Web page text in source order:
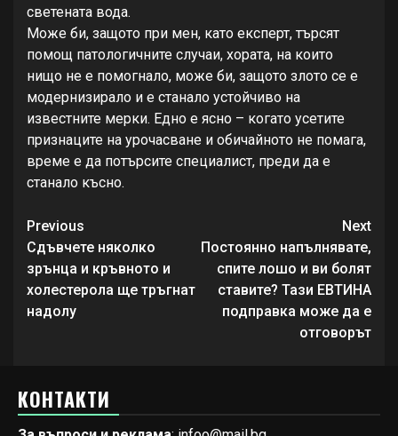
светената вода.
Може би, защото при мен, като експерт, търсят
помощ патологичните случаи, хората, на които
нищо не е помогнало, може би, защото злото се е
модернизирало и е станало устойчиво на
известните мерки. Едно е ясно – когато усетите
признаците на урочасване и обичайното не помага,
време е да потърсите специалист, преди да е
станало късно.
Continue
Reading
Previous
Сдъвчете няколко
зрънца и кръвното и
холестерола ще тръгнат
надолу
Next
Постоянно напълнявате,
спите лошо и ви болят
ставите? Тази ЕВТИНА
подправка може да е
отговорът
КОНТАКТИ